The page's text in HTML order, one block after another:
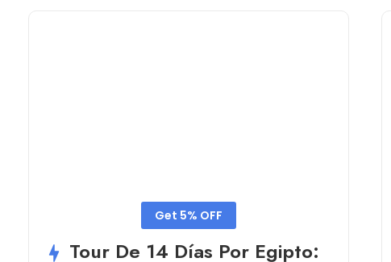
Get 5% OFF
Tour De 14 Días Por Egipto: